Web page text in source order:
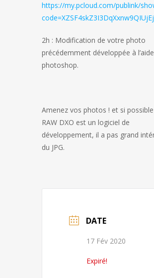
https://my.pcloud.com/publink/
2h : Modification de votre photo
précédemment développée à
photoshop.
Amenez vos photos ! et si
RAW DXO est un logiciel de
développement, il a pas grand
du JPG.
DATE
17 Fév 2020
Expiré!